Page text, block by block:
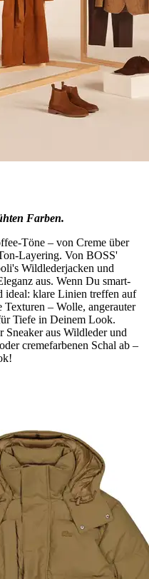
Farben.
Töne – von Creme über
Layering. Von BOSS'
Wildlederjacken und
aus. Wenn Du smart-
ideal: klare Linien treffen auf
– Wolle, angerauter
Tiefe in Deinem Look.
Sneaker aus Wildleder und
cremefarbenen Schal ab –